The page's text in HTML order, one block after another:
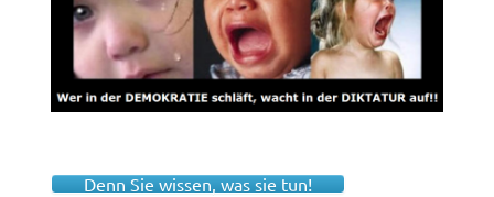
Denn Sie wissen, was sie tun!